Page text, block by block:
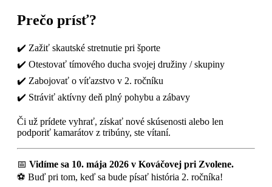
Prečo prísť?
✔️ Zažiť skautské stretnutie pri športe
✔️ Otestovať tímového ducha svojej družiny / skupiny
✔️ Zabojovať o víťazstvo v 2. ročníku
✔️ Stráviť aktívny deň plný pohybu a zábavy
Či už prídete vyhrať, získať nové skúsenosti alebo len
podporiť kamarátov z tribúny, ste vítaní.
📅 Vidíme sa 10. mája 2026 v Kováčovej pri Zvolene.
⚽ Buď pri tom, keď sa bude písať história 2. ročníka!